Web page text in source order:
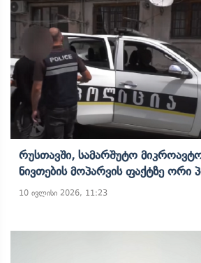
Რუსთავში, Სამარშუტო
Ნივთების Მოპარვის Ფაქტზე Ორი
10 ივლისი 2026, 11:23